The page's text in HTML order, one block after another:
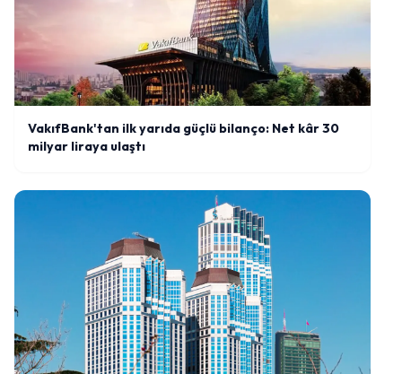
VakıfBank'tan ilk yarıda güçlü bilanço: Net kâr 30
milyar liraya ulaştı